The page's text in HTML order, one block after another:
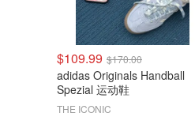
$109.99 $170.00
adidas Originals Handball
Spezial 运动鞋
THE ICONIC